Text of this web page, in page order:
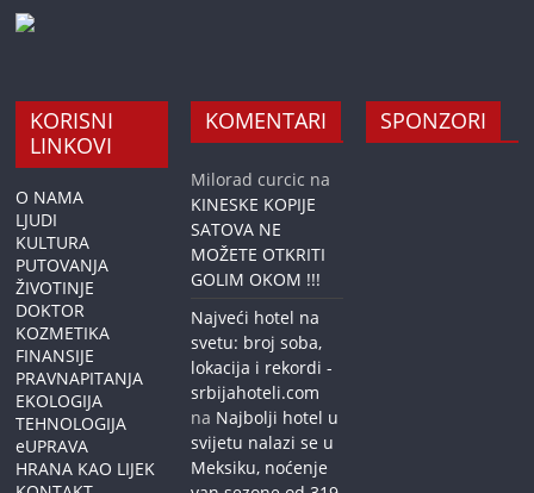
KORISNI
LINKOVI
O NAMA
LJUDI
KULTURA
PUTOVANJA
ŽIVOTINJE
DOKTOR
KOZMETIKA
FINANSIJE
PRAVNAPITANJA
EKOLOGIJA
TEHNOLOGIJA
eUPRAVA
HRANA KAO LIJEK
KOMENTARI
Milorad curcic na
KINESKE KOPIJE
SATOVA NE
MOŽETE OTKRITI
GOLIM OKOM !!!
Najveći hotel na
svetu: broj soba,
lokacija i rekordi -
srbijahoteli.com
na Najbolji hotel u
svijetu nalazi se u
Meksiku, noćenje
SPONZORI